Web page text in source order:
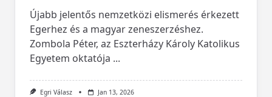
Újabb jelentős nemzetközi elismerés érkezett
Egerhez és a magyar zeneszerzéshez.
Zombola Péter, az Eszterházy Károly Katolikus
Egyetem oktatója ...
Egri Válasz Jan 13, 2026